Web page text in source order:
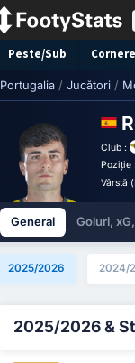
Peste/Sub Cornere
Portugalia / Jucători /
Club :
Vârstă
General Goluri,
2025/2026 2024/
2025/2026 &